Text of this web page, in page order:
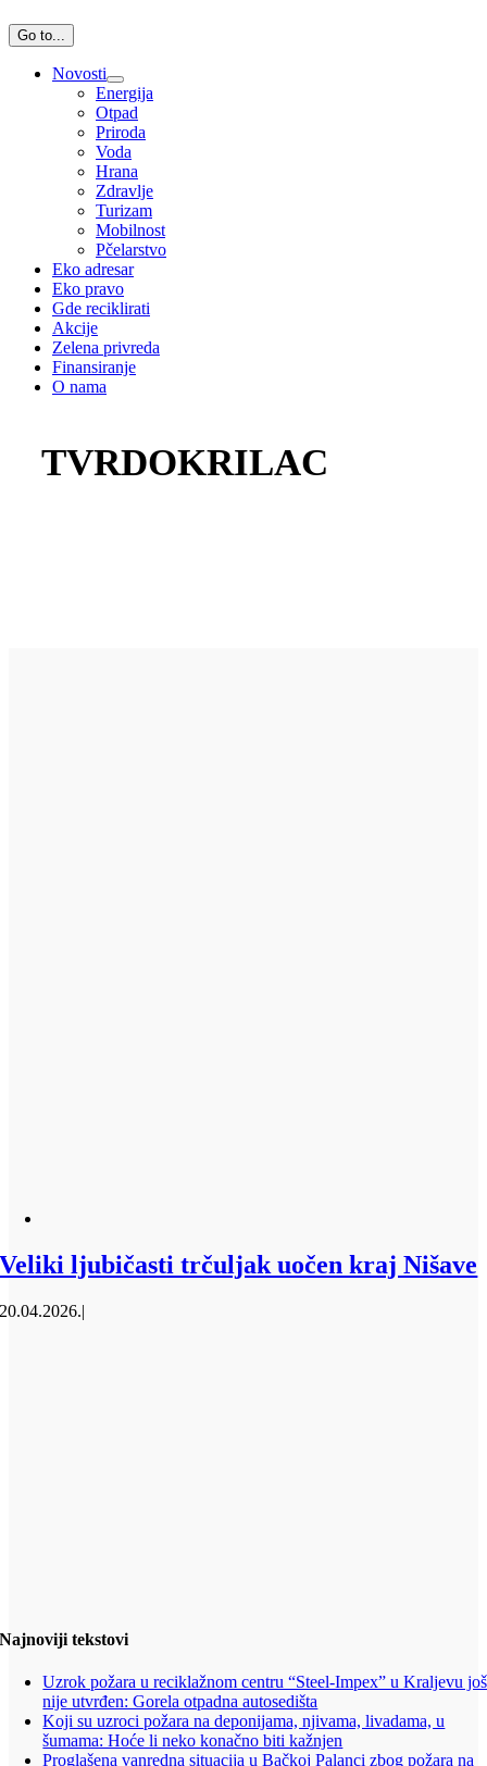
Go to...
Novosti
Energija
Otpad
Priroda
Voda
Hrana
Zdravlje
Turizam
Mobilnost
Pčelarstvo
Eko adresar
Eko pravo
Gde reciklirati
Akcije
Zelena privreda
Finansiranje
O nama
TVRDOKRILAC
Veliki ljubičasti trčuljak uočen kraj Nišave
20.04.2026.|
Najnoviji tekstovi
Uzrok požara u reciklažnom centru “Steel-Impex” u Kraljevu još
nije utvrđen: Gorela otpadna autosedišta
Koji su uzroci požara na deponijama, njivama, livadama, u
šumama: Hoće li neko konačno biti kažnjen
Proglašena vanredna situacija u Bačkoj Palanci zbog požara na